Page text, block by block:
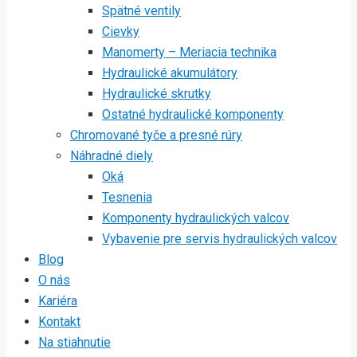
Spätné ventily
Cievky
Manomerty – Meriacia technika
Hydraulické akumulátory
Hydraulické skrutky
Ostatné hydraulické komponenty
Chromované tyče a presné rúry
Náhradné diely
Oká
Tesnenia
Komponenty hydraulických valcov
Vybavenie pre servis hydraulických valcov
Blog
O nás
Kariéra
Kontakt
Na stiahnutie